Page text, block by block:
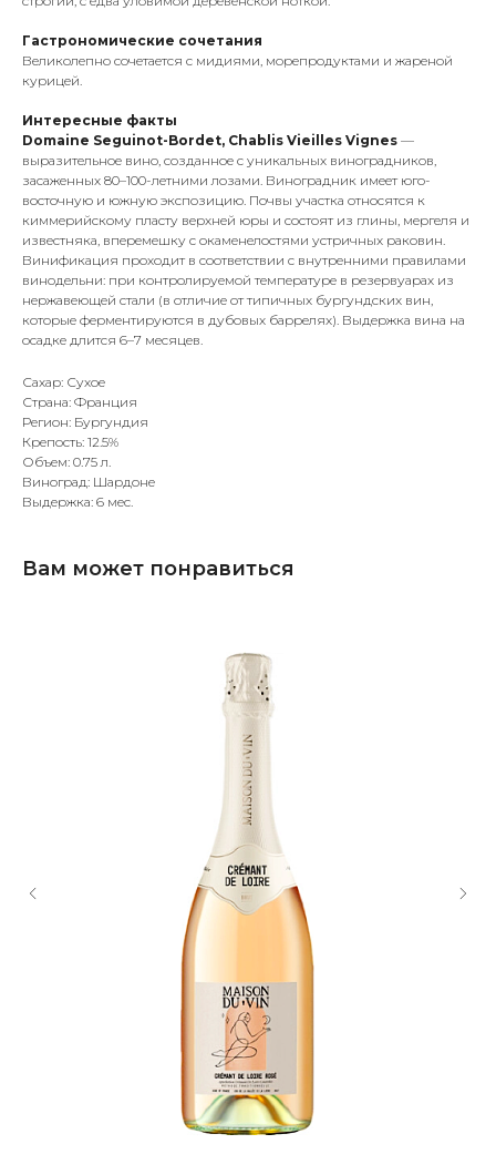
Гастрономические сочетания
Великолепно сочетается с мидиями, морепродуктами и жареной
курицей.
Интересные факты
Domaine Seguinot-Bordet, Chablis Vieilles Vignes —
выразительное вино, созданное с уникальных виноградников,
засаженных 80–100-летними лозами. Виноградник имеет юго-
восточную и южную экспозицию. Почвы участка относятся к
киммерийскому пласту верхней юры и состоят из глины, мергеля и
известняка, вперемешку с окаменелостями устричных раковин.
Винификация проходит в соответствии с внутренними правилами
винодельни: при контролируемой температуре в резервуарах из
нержавеющей стали (в отличие от типичных бургундских вин,
которые ферментируются в дубовых баррелях). Выдержка вина на
осадке длится 6–7 месяцев.
Сахар: Сухое
Страна: Франция
Регион: Бургундия
Крепость: 12.5%
Объем: 0.75 л.
Виноград: Шардоне
Выдержка: 6 мес.
Вам может понравиться